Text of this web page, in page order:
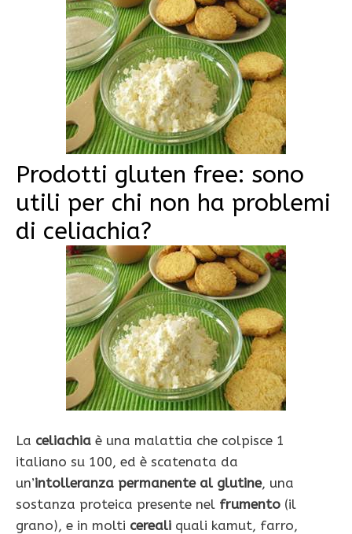
Prodotti gluten free: sono
utili per chi non ha problemi
di celiachia?
La celiachia è una malattia che colpisce 1
italiano su 100, ed è scatenata da
un’intolleranza permanente al glutine, una
sostanza proteica presente nel frumento (il
grano), e in molti cereali quali kamut, farro,